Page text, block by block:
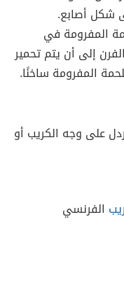
شكل أصابع.
المفرومة في
إلى أن يتم تحمير
المفرومة ساخنًا.
على وجه الكريب أو
الفرنسي